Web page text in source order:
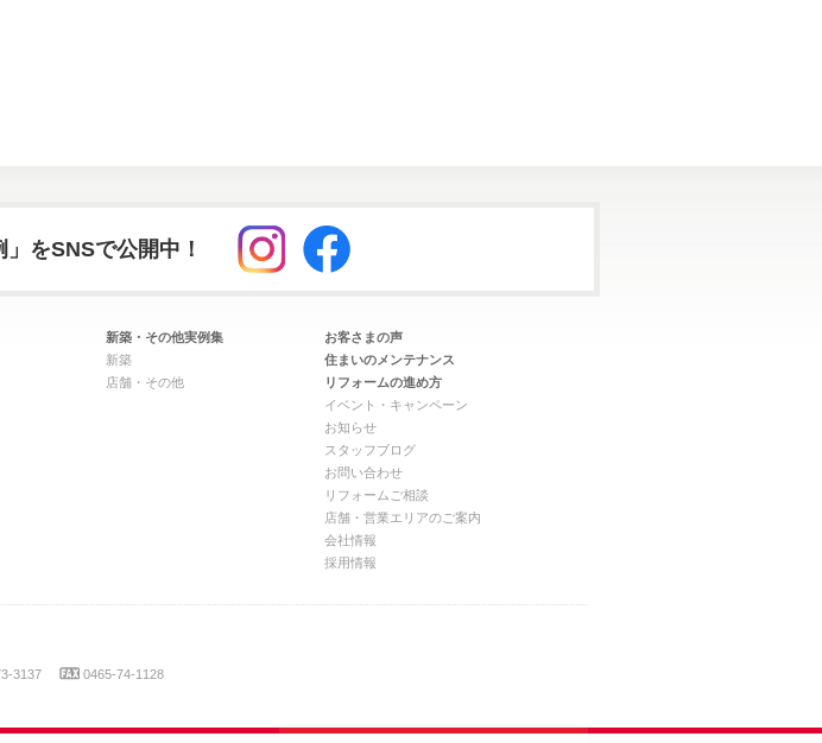
をSNSで公開中！
新築・その他実例集
新築
店舗・その他
お客さまの声
住まいのメンテナンス
リフォームの進め方
イベント・キャンペーン
お知らせ
スタッフブログ
お問い合わせ
リフォームご相談
店舗・営業エリアのご案内
会社情報
採用情報
3137
0465-74-1128